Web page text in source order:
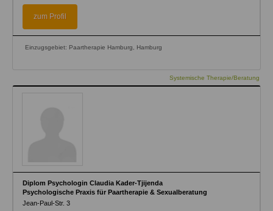
zum Profil
Einzugsgebiet: Paartherapie Hamburg, Hamburg
Systemische Therapie/Beratung
Diplom Psychologin Claudia Kader-Tjijenda
Psychologische Praxis für Paartherapie & Sexualberatung
Jean-Paul-Str. 3